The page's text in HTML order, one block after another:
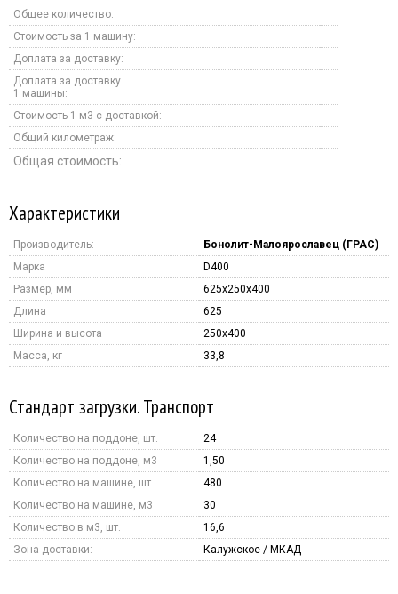
Общее количество:
Стоимость за 1 машину:
Доплата за доставку:
Доплата за доставку
1 машины:
Стоимость 1 м3 с доставкой:
Общий километраж:
Общая стоимость:
Характеристики
Производитель:
Бонолит-Малоярославец (ГРАС)
Марка
D400
Размер, мм
625x250x400
Длина
625
Ширина и высота
250x400
Масса, кг
33,8
Стандарт загрузки. Транспорт
Количество на поддоне, шт.
24
Количество на поддоне, м3
1,50
Количество на машине, шт.
480
Количество на машине, м3
30
Количество в м3, шт.
16,6
Зона доставки:
Калужское / МКАД